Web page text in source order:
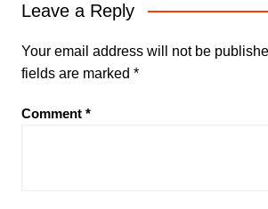
Leave a Reply
Your email address will not be
fields are marked *
Comment *